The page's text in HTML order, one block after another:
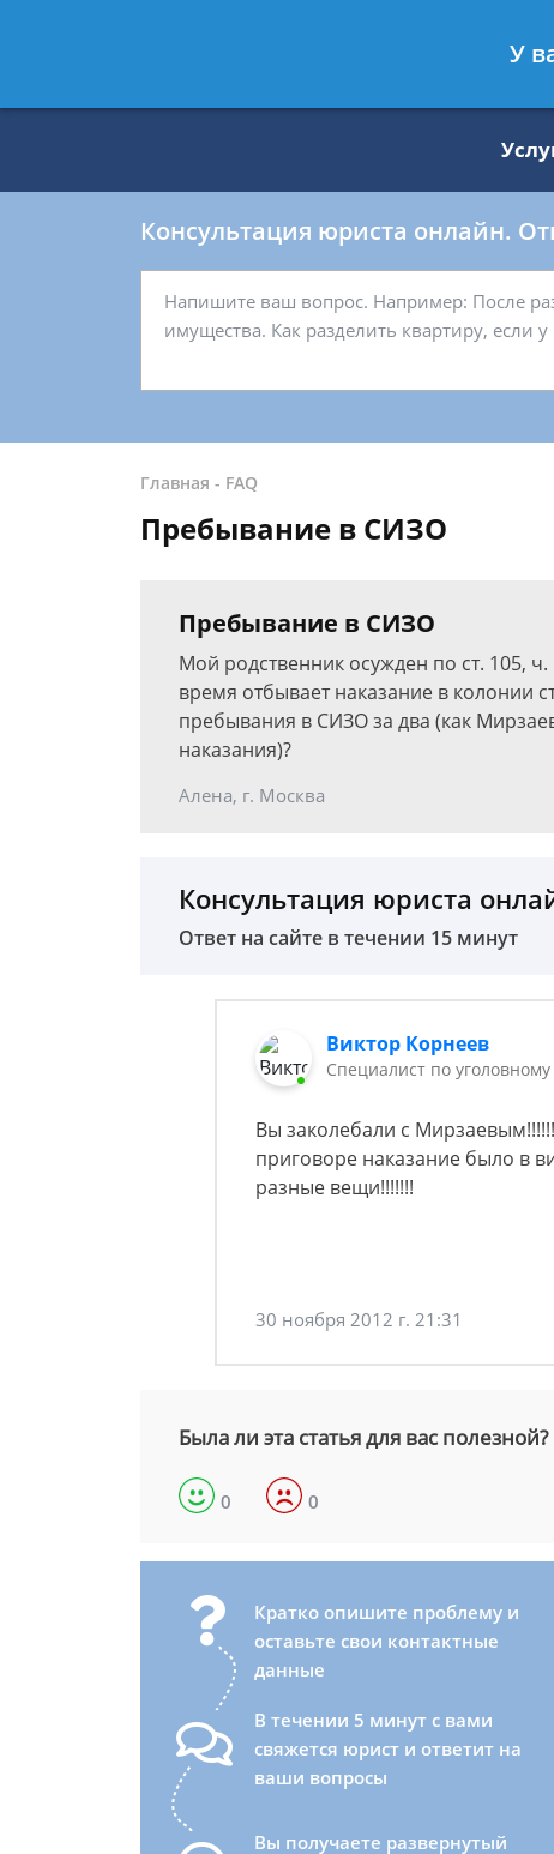
8 812 509-27-
Консультация юриста онлайн.
Главная - FAQ
Пребывание в СИЗО
Пребывание в СИЗО
Мой родственник осужден по ст. 105,
время отбывает наказание в колонии
пребывания в СИЗО за два (как
наказания)?
Алена, г. Москва
Консультация юриста
Ответ на сайте в течении 15 минут
Виктор Корнеев
Cпециалист по
Вы заколебали с
приговоре наказание было в
разные вещи!!!!!!!
30 ноября 2012 г. 21:31
Была ли эта статья для вас полезной?
0 0
Кратко опишите проблему и
оставьте свои контактные
данные
В течении 5 минут с вами
свяжется юрист и ответит на
ваши вопросы
Вы получаете развернутый
У